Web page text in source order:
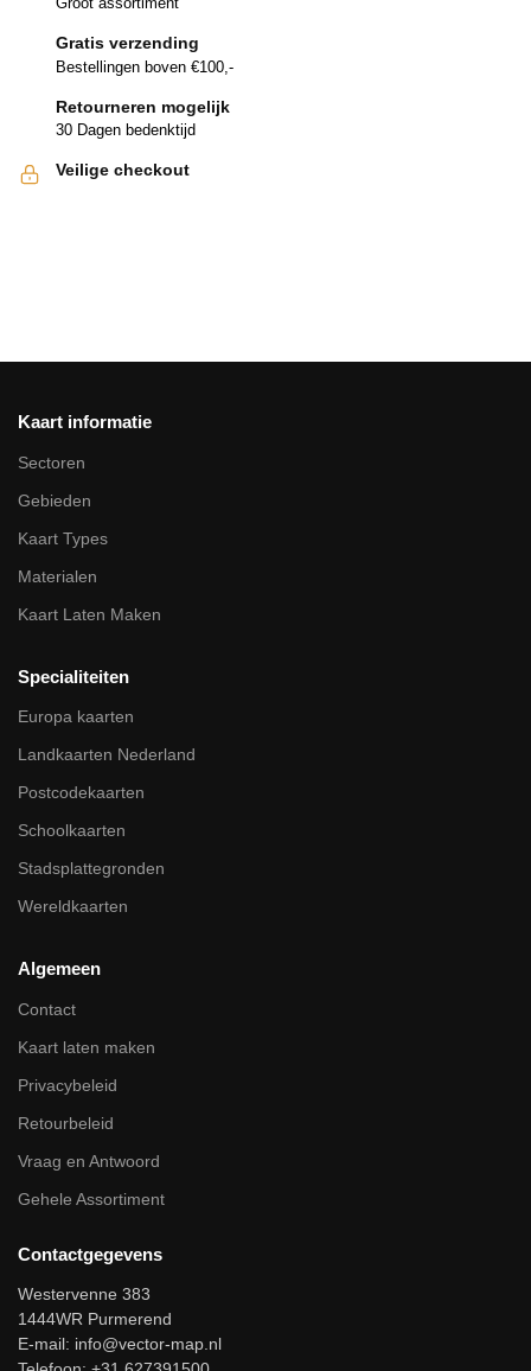
Gratis verzending
Bestellingen boven €100,-
Retourneren mogelijk
30 Dagen bedenktijd
Veilige checkout
Kaart informatie
Sectoren
Gebieden
Kaart Types
Materialen
Kaart Laten Maken
Specialiteiten
Europa kaarten
Landkaarten Nederland
Postcodekaarten
Schoolkaarten
Stadsplattegronden
Wereldkaarten
Algemeen
Contact
Kaart laten maken
Privacybeleid
Retourbeleid
Vraag en Antwoord
Gehele Assortiment
Contactgegevens
Westervenne 383
1444WR Purmerend
E-mail: info@vector-map.nl